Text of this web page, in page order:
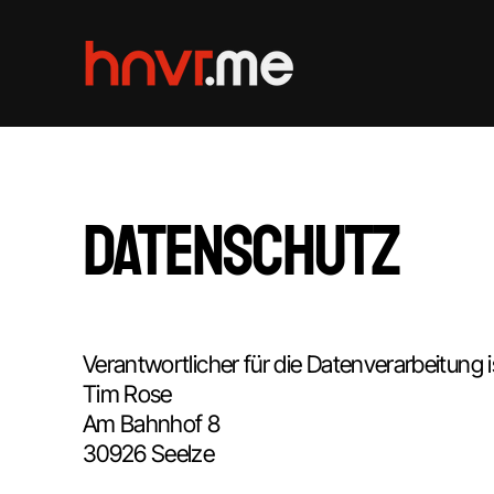
Datenschutz
Verantwortlicher für die Datenverarbeitung
Tim Rose
Am Bahnhof 8
30926 Seelze